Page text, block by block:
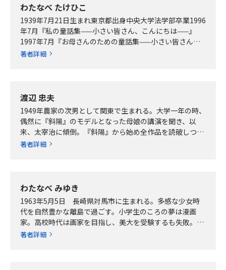
わたなべ たけひこ
1939年7月21日生まれ東京都出身中央大学法学部卒業1996
年7月『私の童話集——小さい皆さん、こんにちは——』
1997年7月『お母さんのための童話集——小さい皆さん、
こんにちは——』1997年～…
著者詳細
渡辺 忠夫
1949年農家の次男として関東で生まれる。大学一年の時、
偶然に『斜陽』のモデルとなった母娘の講演を聞き、以
来、太宰治に傾倒。『斜陽』から始め全作品を読破しつ
つ、その間、生誕の地の津軽半島を旅し、「桜…
著者詳細
わたなべ みゆき
1963年5月5日 長崎県対馬市に生まれる。多感な少女時
代を自然豊かな離島で過ごす。小学生のころの夢は漫画
家。高校時代は画家を目指し、美大を受験するも失敗。短
大時代のゼミで文章を書く喜びを知り、20…
著者詳細